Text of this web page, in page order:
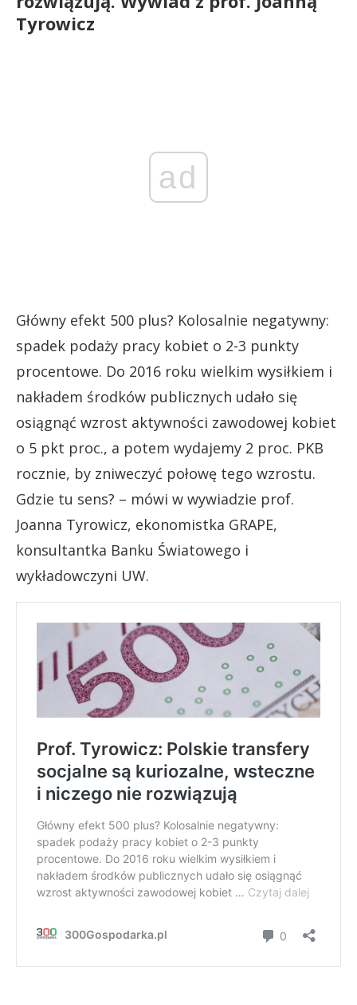
Tyrowicz
ad
Główny efekt 500 plus? Kolosalnie negatywny:
spadek podaży pracy kobiet o 2-3 punkty
procentowe. Do 2016 roku wielkim wysiłkiem i
nakładem środków publicznych udało się
osiągnąć wzrost aktywności zawodowej kobiet
o 5 pkt proc., a potem wydajemy 2 proc. PKB
rocznie, by zniweczyć połowę tego wzrostu.
Gdzie tu sens? – mówi w wywiadzie prof.
Joanna Tyrowicz, ekonomistka GRAPE,
konsultantka Banku Światowego i
wykładowczyni UW.